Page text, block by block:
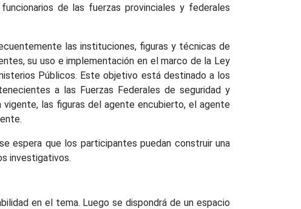
de las fuerzas provinciales y federales
las instituciones, figuras y técnicas de
su uso e implementación en el marco de la Ley
Públicos. Este objetivo está destinado a los
a las Fuerzas Federales de seguridad y
las figuras del agente encubierto, el agente
espera que los participantes puedan construir una
investigativos.
en el tema. Luego se dispondrá de un espacio